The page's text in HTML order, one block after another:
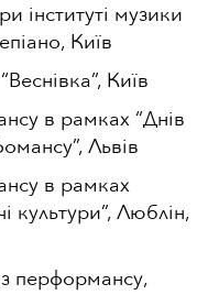
інституті музики
Київ
Київ
в рамках “Днів
Львів
в рамках
культури”, Люблін,
перформансу,